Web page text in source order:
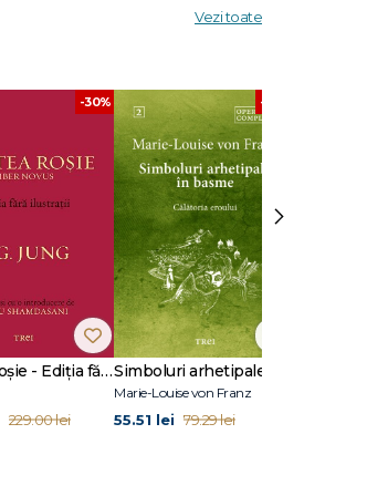
Vezi toate
-30%
Cartea Roșie - Ediția fără ilustrații
229.00 lei
-30%
Marie-Louise von Franz
55.51 lei 79.29 lei
›